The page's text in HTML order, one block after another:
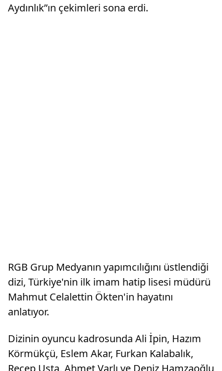
Aydınlık”ın çekimleri sona erdi.
RGB Grup Medyanın yapımcılığını üstlendiği
dizi, Türkiye'nin ilk imam hatip lisesi müdürü
Mahmut Celalettin Ökten'in hayatını
anlatıyor.
Dizinin oyuncu kadrosunda Ali İpin, Hazım
Körmükçü, Eslem Akar, Furkan Kalabalık,
Recep Usta, Ahmet Varlı ve Deniz Hamzaoğlu